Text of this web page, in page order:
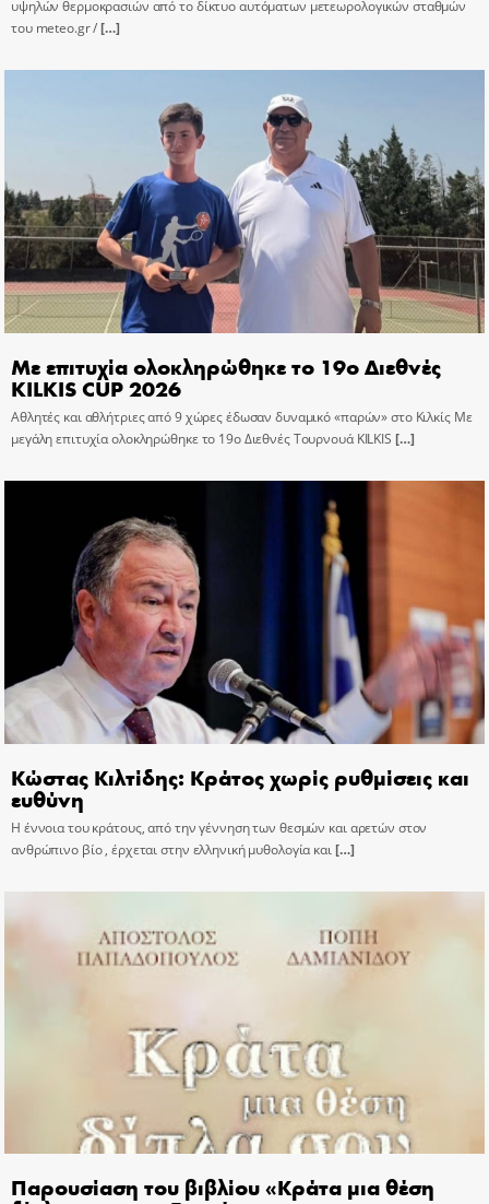
υψηλών θερμοκρασιών από το δίκτυο αυτόματων μετεωρολογικών σταθμών
του meteo.gr /[…]
Με επιτυχία ολοκληρώθηκε το 19ο Διεθνές
KILKIS CUP 2026
Αθλητές και αθλήτριες από 9 χώρες έδωσαν δυναμικό «παρών» στο Κιλκίς Με
μεγάλη επιτυχία ολοκληρώθηκε το 19ο Διεθνές Τουρνουά KILKIS […]
Κώστας Κιλτίδης: Κράτος χωρίς ρυθμίσεις και
ευθύνη
Η έννοια του κράτους, από την γέννηση των θεσμών και αρετών στον
ανθρώπινο βίο , έρχεται στην ελληνική μυθολογία και[…]
Παρουσίαση του βιβλίου «Κράτα μια θέση